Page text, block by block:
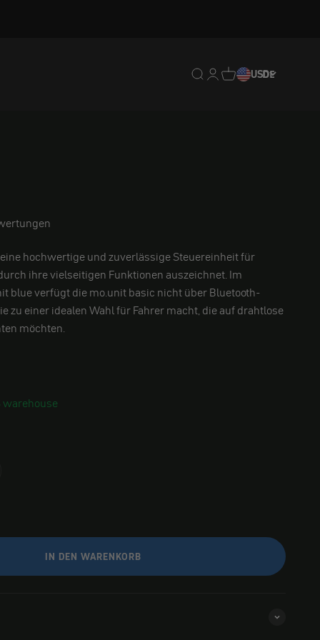
Translation missing:
Translation missing:
Translation
USDDE
hochwertige und zuverlässige Steuereinheit für
ihre vielseitigen Funktionen auszeichnet. Im
blue verfügt die mo.unit basic nicht über Bluetooth-
zu einer idealen Wahl für Fahrer macht, die auf drahtlose
möchten.
warehouse
IN DEN WARENKORB